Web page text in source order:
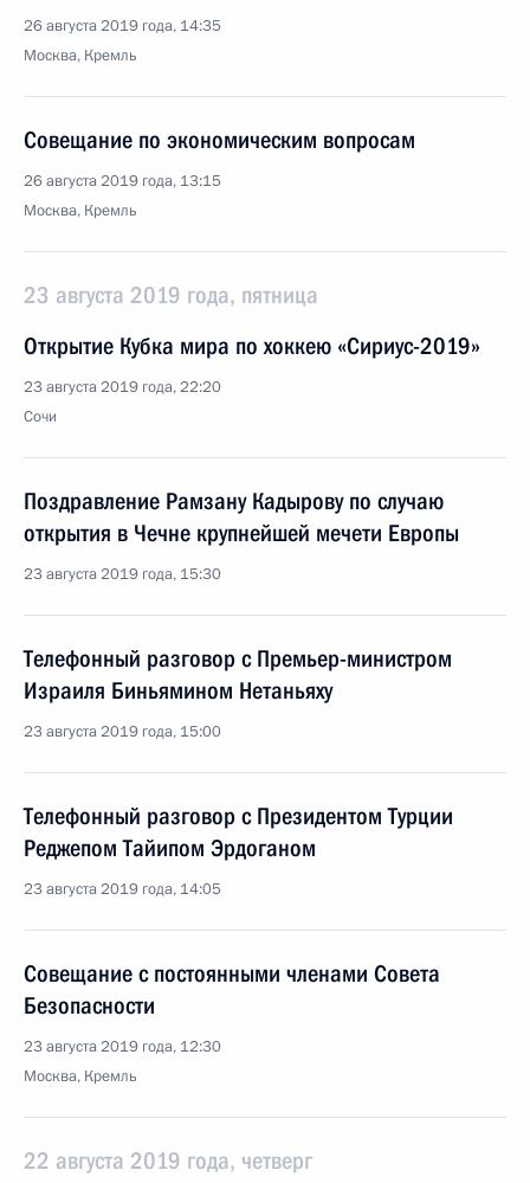
26 августа 2019 года, 14:35
Москва, Кремль
Совещание по экономическим вопросам
26 августа 2019 года, 13:15
Москва, Кремль
23 августа 2019 года, пятница
Открытие Кубка мира по хоккею «Сириус-2019»
23 августа 2019 года, 22:20
Сочи
Поздравление Рамзану Кадырову по случаю
открытия в Чечне крупнейшей мечети Европы
23 августа 2019 года, 15:30
Телефонный разговор с Премьер-министром
Израиля Биньямином Нетаньяху
23 августа 2019 года, 15:00
Телефонный разговор с Президентом Турции
Реджепом Тайипом Эрдоганом
23 августа 2019 года, 14:05
Совещание с постоянными членами Совета
Безопасности
23 августа 2019 года, 12:30
Москва, Кремль
22 августа 2019 года, четверг